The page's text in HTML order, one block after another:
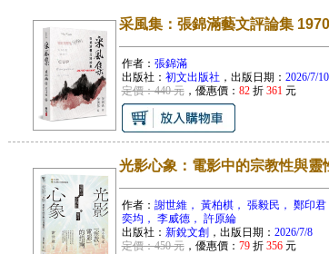
采風集：張錦滿藝文評論集
作者： 張錦滿
出版社： 初文出版社 ，出版日期： 2026/7/10
定價：440 元，優惠價： 82折 361元
光影心象：電影中的宗教性與靈
作者： 謝世維， 黃柏棋， 張毅民， 鄭印
奕均， 李威德， 許原綸
出版社： 新銳文創 ，出版日期： 2026/7/8
定價：450 元，優惠價： 79折 356元